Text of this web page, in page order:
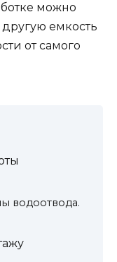
можно
емкость
от самого
водоотвода.